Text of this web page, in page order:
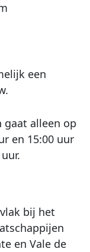
een
gaat alleen op
en 15:00 uur
bij het
en Vale de